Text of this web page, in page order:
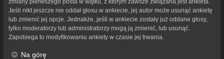
Jeśli nikt jeszcze nie oddał głosu w ankiecie, jej autor może usunąć ankietę
lub zmienić jej opcje. Jednakże, jeśli w ankiecie zostały już oddane głosy,
tylko moderatorzy lub administratorzy mogą ją zmienić, lub usunąć.
Zapobiega to modyfikowaniu ankiety w czasie jej trwania.
Na górę